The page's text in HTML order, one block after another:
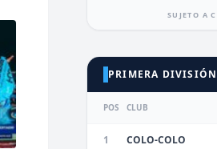
SUJETO A
PRIMERA DIVISIÓN
POS CLUB
1 COLO-COLO